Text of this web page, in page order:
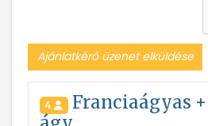
Ajánlatkérő üzenet elküldése
4
Franciaágyas